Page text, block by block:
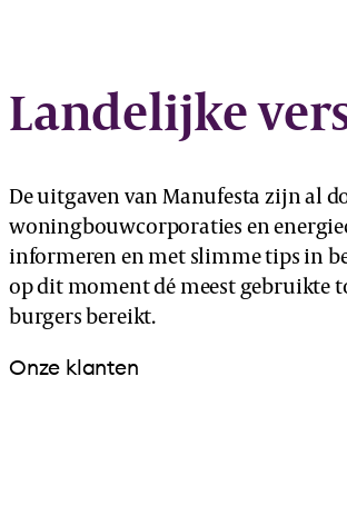
Landelijke
De uitgaven van Manufesta zijn al
woningbouwcorporaties en
informeren en met slimme tips in
op dit moment dé meest gebruikte
burgers bereikt.
Onze klanten